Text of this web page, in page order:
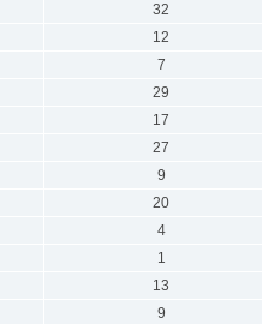
32
12
7
29
17
27
9
20
4
1
13
9